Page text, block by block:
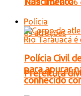
Prefeitura
Polícia
Polícia Civil
para apurar
conhecido